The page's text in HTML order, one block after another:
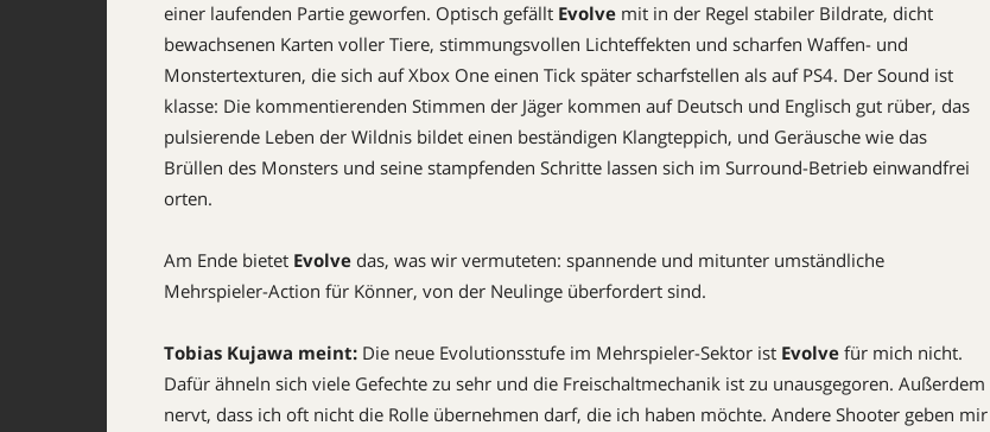
einer laufenden Partie geworfen. Optisch gefällt Evolve mit in der Regel stabiler Bildrate, dicht
bewachsenen Karten voller Tiere, stimmungsvollen Lichteffekten und scharfen Waffen- und
Monstertexturen, die sich auf Xbox One einen Tick später scharfstellen als auf PS4. Der Sound ist
klasse: Die kommentierenden Stimmen der Jäger kommen auf Deutsch und Englisch gut rüber, das
pulsierende Leben der Wildnis bildet einen beständigen Klangteppich, und Geräusche wie das
Brüllen des Monsters und seine stampfenden Schritte lassen sich im Surround-Betrieb einwandfrei
orten.
Am Ende bietet Evolve das, was wir vermuteten: spannende und mitunter umständliche
Mehrspieler-Action für Könner, von der Neulinge überfordert sind.
Tobias Kujawa meint: Die neue Evolutionsstufe im Mehrspieler-Sektor ist Evolve für mich nicht.
Dafür ähneln sich viele Gefechte zu sehr und die Freischaltmechanik ist zu unausgegoren. Außerdem
nervt, dass ich oft nicht die Rolle übernehmen darf, die ich haben möchte. Andere Shooter geben mir